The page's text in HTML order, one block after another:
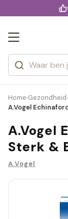
Zoeken
Categorieën
Merken
Home›Gezondheid›
A.Vogel
A.Vogel
Sterk &
A.Vogel